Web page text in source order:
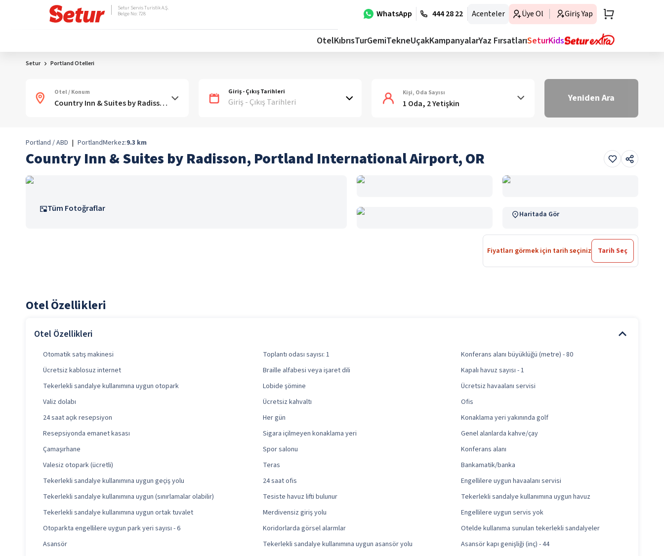
WhatsApp 444 28 22 Acenteler Üye Ol Giriş Yap
Setur Servis Turistik A.Ş.
Belge No: 728
OtelKıbrısTurGemiTekneUçakKampanyalarYaz FırsatlarıSeturKids
Setur Portland Otelleri
Otel / Konum Giriş - Çıkış Tarihleri
Giriş - Çıkış Tarihleri
Kişi, Oda Sayısı
1 Oda, 2 Yetişkin Yeniden Ara
Portland / ABD | PortlandMerkez:9.3 km
Country Inn & Suites by Radisson, Portland International Airport, OR
Tüm Fotoğraflar
Haritada Gör
Fiyatları görmek için tarih seçiniz Tarih Seç
Otel Özellikleri
Otel Özellikleri
Otomatik satış makinesi Toplantı odası sayısı: 1
Konferans alanı büyüklüğü (metre) - 80
Ücretsiz kablosuz internet
Braille alfabesi veya işaret dili
Kapalı havuz sayısı - 1
Tekerlekli sandalye kullanımına uygun otopark
Lobide şömine
Ücretsiz havaalanı servisi
Valiz dolabı
Ücretsiz kahvaltı
Ofis
24 saat açık resepsiyon
Her gün
Konaklama yeri yakınında golf
Resepsiyonda emanet kasası
Sigara içilmeyen konaklama yeri
Genel alanlarda kahve/çay
Çamaşırhane
Spor salonu
Konferans alanı
Valesiz otopark (ücretli)
Teras
Bankamatik/banka
Tekerlekli sandalye kullanımına uygun geçiş yolu
24 saat ofis
Engellilere uygun havaalanı servisi
Tekerlekli sandalye kullanımına uygun (sınırlamalar olabilir)
Tesiste havuz lifti bulunur
Tekerlekli sandalye kullanımına uygun havuz
Tekerlekli sandalye kullanımına uygun ortak tuvalet
Merdivensiz giriş yolu
Engellilere uygun servis yok
Otoparkta engellilere uygun park yeri sayısı - 6
Koridorlarda görsel alarmlar
Otelde kullanıma sunulan tekerlekli sandalyeler
Asansör
Tekerlekli sandalye kullanımına uygun asansör yolu
Asansör kapı genişliği (inç) - 44